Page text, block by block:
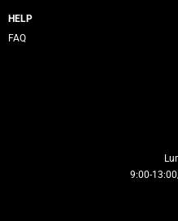
HELP
FAQ
9:00-